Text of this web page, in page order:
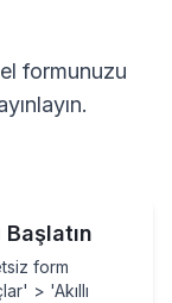
formunuzu
form
> 'Akıllı